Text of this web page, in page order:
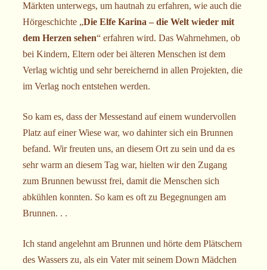
Märkten unterwegs, um hautnah zu erfahren, wie auch die
Hörgeschichte „Die Elfe Karina – die Welt wieder mit
dem Herzen sehen“ erfahren wird. Das Wahrnehmen, ob
bei Kindern, Eltern oder bei älteren Menschen ist dem
Verlag wichtig und sehr bereichernd in allen Projekten, die
im Verlag noch entstehen werden.
So kam es, dass der Messestand auf einem wundervollen
Platz auf einer Wiese war, wo dahinter sich ein Brunnen
befand. Wir freuten uns, an diesem Ort zu sein und da es
sehr warm an diesem Tag war, hielten wir den Zugang
zum Brunnen bewusst frei, damit die Menschen sich
abkühlen konnten. So kam es oft zu Begegnungen am
Brunnen. . .
Ich stand angelehnt am Brunnen und hörte dem Plätschern
des Wassers zu, als ein Vater mit seinem Down Mädchen